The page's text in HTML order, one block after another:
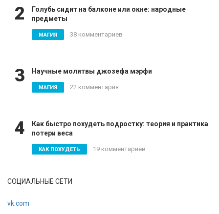
2
Голубь сидит на балконе или окне: народные
предметы
МАГИЯ 38 комментариев
3 Научные молитвы джозефа мэрфи
МАГИЯ 22 комментария
4
Как быстро похудеть подростку: теория и практика
потери веса
КАК ПОХУДЕТЬ 19 комментариев
СОЦИАЛЬНЫЕ СЕТИ
vk.com